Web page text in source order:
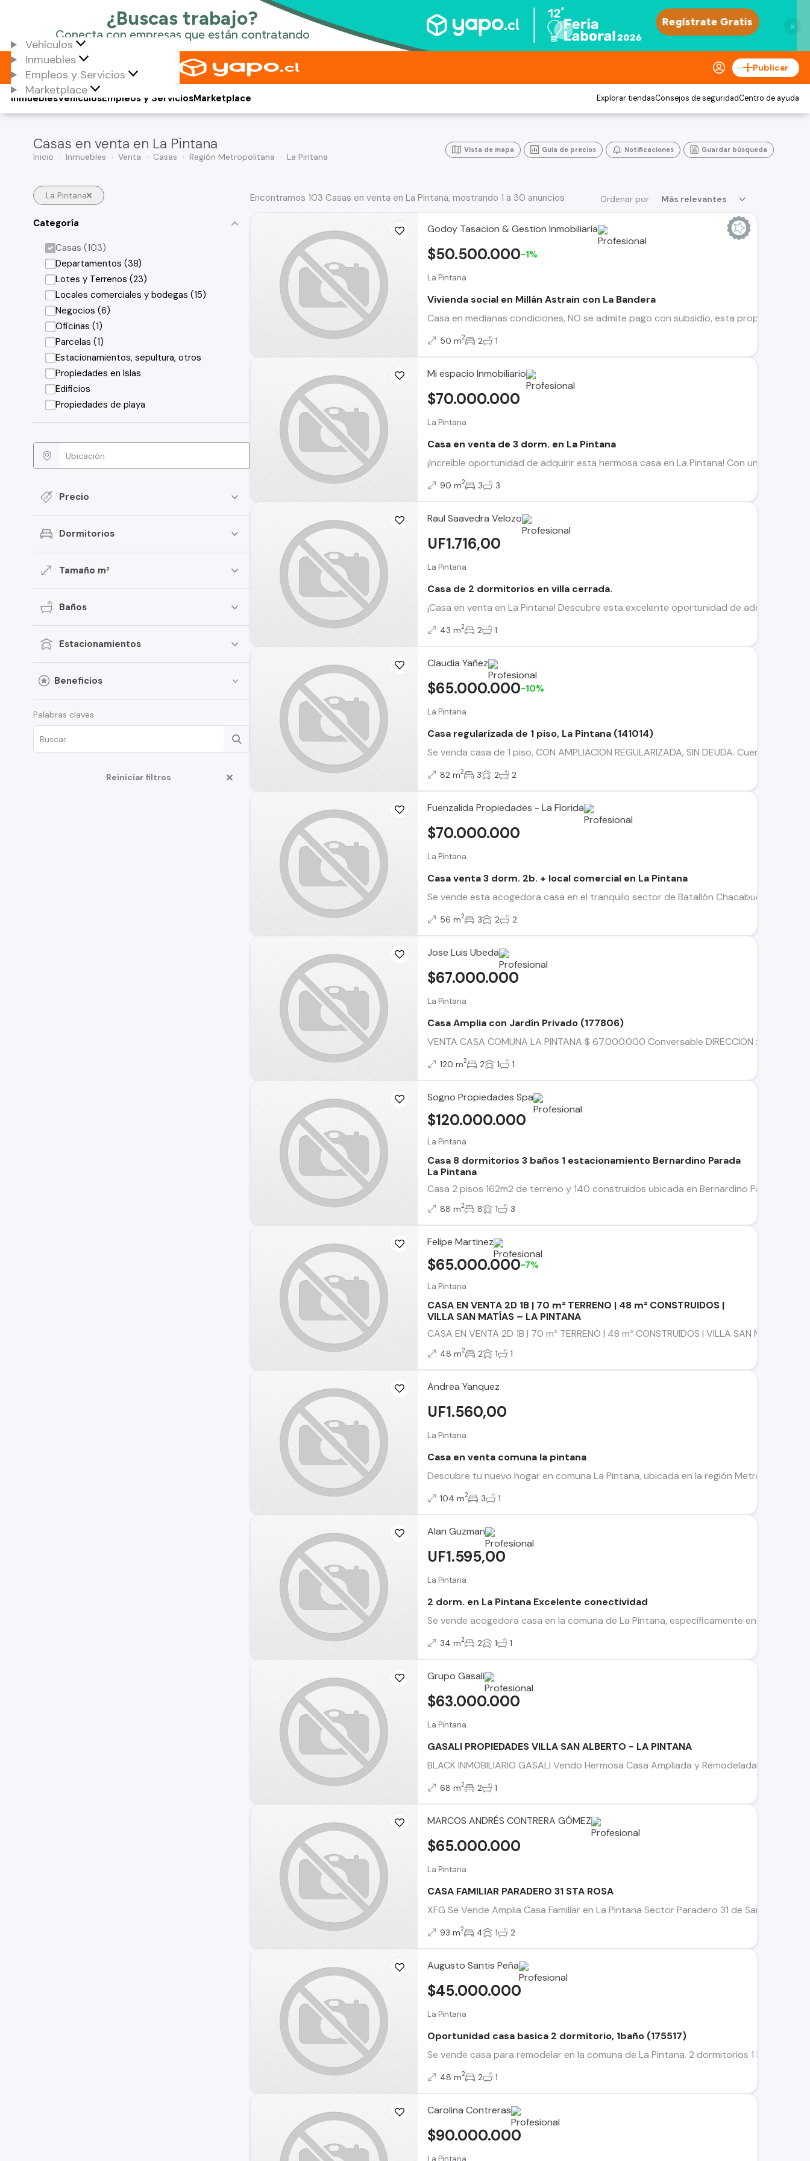
×
Vehículos
Inmuebles
Empleos y Servicios
Marketplace
Publicar
Vehículos
Inmuebles Empleos y ServiciosMarketplace Explorar tiendasConsejos de seguridadCentro de ayuda
Casas en venta en La Pintana
Inicio Inmuebles Venta Casas Región Metropolitana La Pintana
Vista de mapa Guia de precios Notificaciones Guardar búsqueda
La Pintana
Categoría
Casas (103)
Departamentos (38)
Lotes y Terrenos (23)
Locales comerciales y bodegas (15)
Negocios (6)
Oficinas (1)
Parcelas (1)
Estacionamientos, sepultura, otros
Propiedades en Islas
Edificios
Propiedades de playa
Precio
Dormitorios
Tamaño m²
Baños
Estacionamientos
Beneficios
Palabras claves
Reiniciar filtros
Ordenar por Más relevantes
Encontramos 103 Casas en venta en La Pintana, mostrando 1 a 30 anuncios
Godoy Tasacion & Gestion Inmobiliaria
La Pintana
Vivienda social en Millán Astrain con La Bandera
Casa en medianas condiciones, NO se admite pago con subsidio, esta propiedad
$50.500.000-1%
50 m2 2 1
Mi espacio Inmobiliario
La Pintana
Casa en venta de 3 dorm. en La Pintana
¡Increíble oportunidad de adquirir esta hermosa casa en La Pintana! Con una
$70.000.000
90 m2 3 3
Raul Saavedra Velozo
La Pintana
Casa de 2 dormitorios en villa cerrada.
¡Casa en venta en La Pintana! Descubre esta excelente oportunidad de adquirir una
UF1.716,00
43 m2 2 1
Claudia Yañez
La Pintana
Casa regularizada de 1 piso, La Pintana (141014)
Se venda casa de 1 piso, CON AMPLIACION REGULARIZADA, SIN DEUDA. Cuenta
$65.000.000-10%
82 m2 3 2 2
Fuenzalida Propiedades - La Florida
La Pintana
Casa venta 3 dorm. 2b. + local comercial en La Pintana
Se vende esta acogedora casa en el tranquilo sector de Batallón Chacabuco,
$70.000.000
56 m2 3 2 2
Jose Luis Ubeda
La Pintana
Casa Amplia con Jardín Privado (177806)
VENTA CASA COMUNA LA PINTANA $ 67.000.000 Conversable DIRECCION :
$67.000.000
120 m2 2 1 1
Sogno Propiedades Spa
La Pintana
Casa 8 dormitorios 3 baños 1 estacionamiento Bernardino Parada
La Pintana
Casa 2 pisos 162m2 de terreno y 140 construidos ubicada en Bernardino Parada, La
$120.000.000
88 m2 8 1 3
Felipe Martinez
La Pintana
CASA EN VENTA 2D 1B | 70 m² TERRENO | 48 m² CONSTRUIDOS |
VILLA SAN MATÍAS – LA PINTANA
CASA EN VENTA 2D 1B | 70 m² TERRENO | 48 m² CONSTRUIDOS | VILLA SAN
$65.000.000-7%
48 m2 2 1 1
Andrea Yanquez
La Pintana
Casa en venta comuna la pintana
Descubre tu nuevo hogar en comuna La Pintana, ubicada en la región Metropolitana
UF1.560,00
104 m2 3 1
Alan Guzman
La Pintana
2 dorm. en La Pintana Excelente conectividad
Se vende acogedora casa en la comuna de La Pintana, específicamente en Pedro
UF1.595,00
34 m2 2 1 1
Grupo Gasali
La Pintana
GASALI PROPIEDADES VILLA SAN ALBERTO - LA PINTANA
BLACK INMOBILIARIO GASALI Vendo Hermosa Casa Ampliada y Remodelada en
$63.000.000
68 m2 2 1
MARCOS ANDRÉS CONTRERA GÓMEZ
La Pintana
CASA FAMILIAR PARADERO 31 STA ROSA
XFG Se Vende Amplia Casa Familiar en La Pintana Sector Paradero 31 de Santa
$65.000.000
93 m2 4 1 2
Augusto Santis Peña
La Pintana
Oportunidad casa basica 2 dormitorio, 1baño (175517)
Se vende casa para remodelar en la comuna de La Pintana. 2 dormitorios 1 baño
$45.000.000
48 m2 2 1
Carolina Contreras
$90.000.000